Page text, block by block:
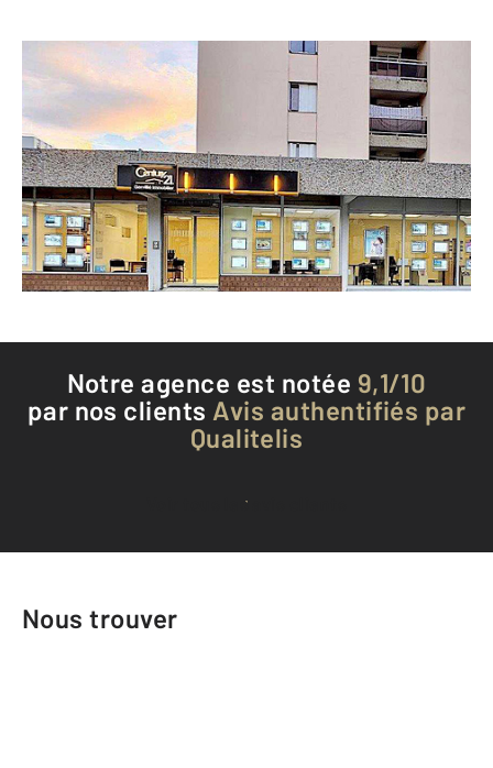
CENTURY 21 Gervillié Immobilier
29 avenue du Maréchal Joffre
COURNON D AUVERGNE - 63800
Envoyer un message
Téléphoner à l'agence
Notre agence est notée 9,1/10
par nos clients Avis authentifiés par
Qualitelis
Voir tous les avis clients
Nous trouver